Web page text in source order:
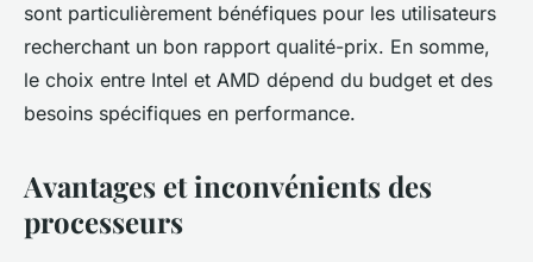
sont particulièrement bénéfiques pour les utilisateurs
recherchant un bon rapport qualité-prix. En somme,
le choix entre Intel et AMD dépend du budget et des
besoins spécifiques en performance.
Avantages et inconvénients des
processeurs